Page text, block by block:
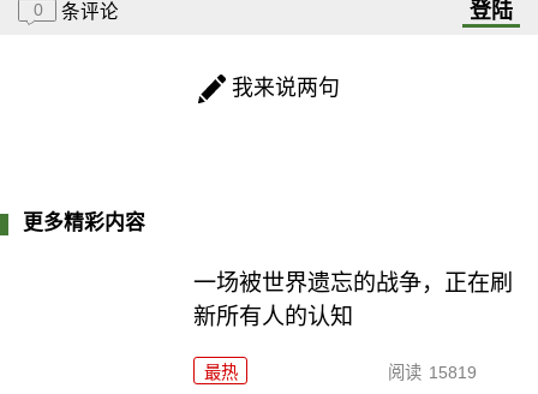
0 条评论 登陆
我来说两句
更多精彩内容
一场被世界遗忘的战争，正在刷
新所有人的认知
最热 阅读 15819